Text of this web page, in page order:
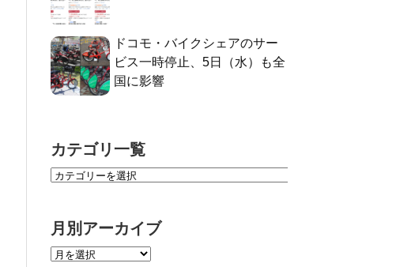
ドコモ・バイクシェアのサー
ビス一時停止、5日（水）も全
国に影響
カテゴリ一覧
月別アーカイブ